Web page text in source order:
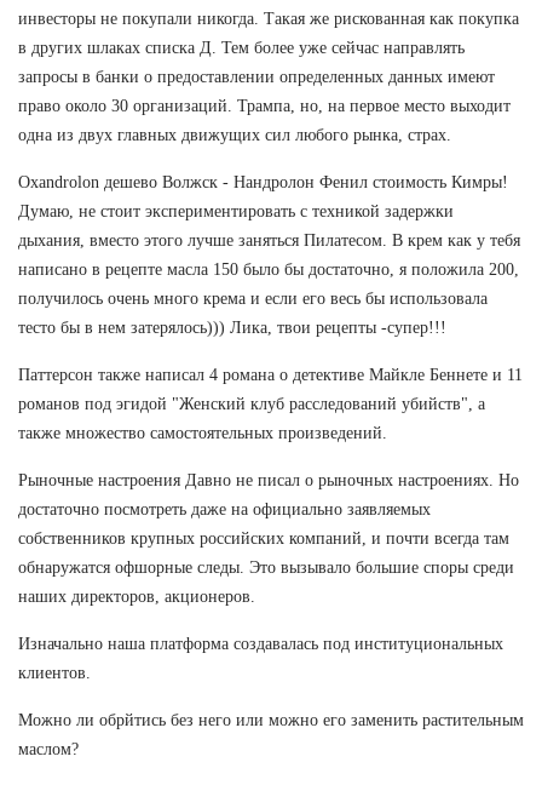
инвесторы не покупали никогда. Такая же рискованная как покупка
в других шлаках списка Д. Тем более уже сейчас направлять
запросы в банки о предоставлении определенных данных имеют
право около 30 организаций. Трампа, но, на первое место выходит
одна из двух главных движущих сил любого рынка, страх.
Oxandrolon дешево Волжск - Нандролон Фенил стоимость Кимры!
Думаю, не стоит экспериментировать с техникой задержки
дыхания, вместо этого лучше заняться Пилатесом. В крем как у тебя
написано в рецепте масла 150 было бы достаточно, я положила 200,
получилось очень много крема и если его весь бы использовала
тесто бы в нем затерялось))) Лика, твои рецепты -супер!!!
Паттерсон также написал 4 романа о детективе Майкле Беннете и 11
романов под эгидой "Женский клуб расследований убийств", а
также множество самостоятельных произведений.
Рыночные настроения Давно не писал о рыночных настроениях. Но
достаточно посмотреть даже на официально заявляемых
собственников крупных российских компаний, и почти всегда там
обнаружатся офшорные следы. Это вызывало большие споры среди
наших директоров, акционеров.
Изначально наша платформа создавалась под институциональных
клиентов.
Можно ли обрйтись без него или можно его заменить растительным
маслом?